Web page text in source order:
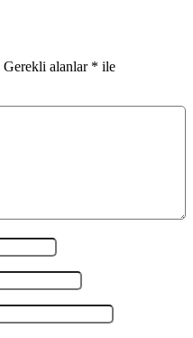
Gerekli alanlar * ile